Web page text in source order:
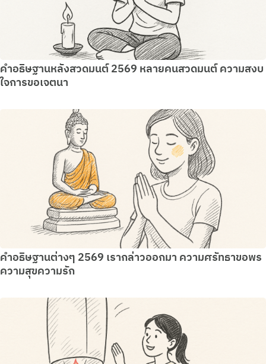
คำอธิษฐานหลังสวดมนต์ 2569 หลายคนสวดมนต์ ความสงบ
ใจการขอเจตนา
คำอธิษฐานต่างๆ 2569 เรากล่าวออกมา ความศรัทธาขอพร
ความสุขความรัก